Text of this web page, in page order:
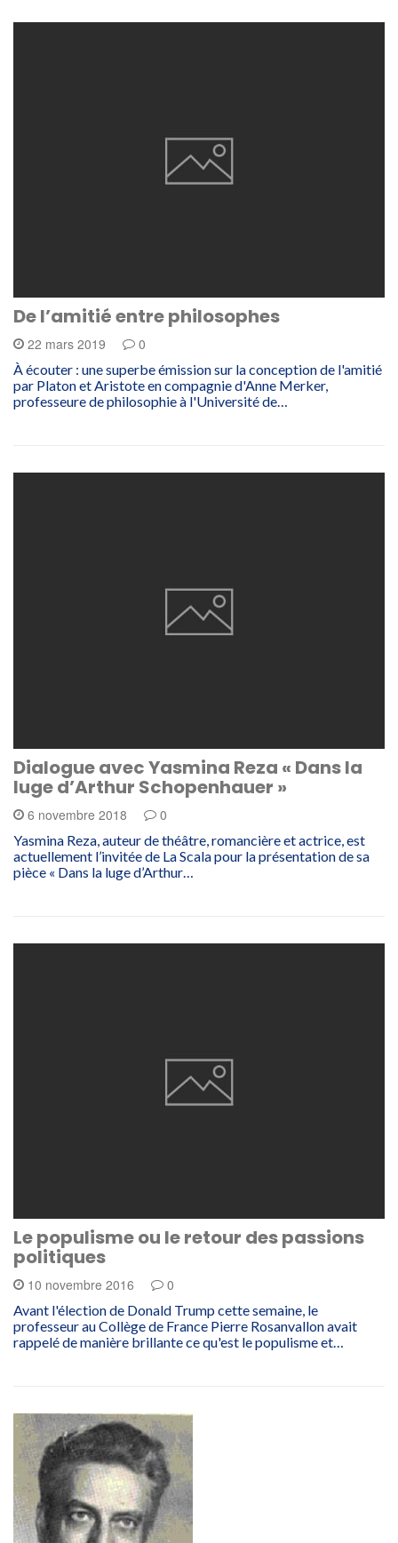
De l’amitié entre philosophes
22 mars 2019 0
À écouter : une superbe émission sur la conception de l'amitié
par Platon et Aristote en compagnie d'Anne Merker,
professeure de philosophie à l'Université de…
Dialogue avec Yasmina Reza « Dans la
luge d’Arthur Schopenhauer »
6 novembre 2018 0
Yasmina Reza, auteur de théâtre, romancière et actrice, est
actuellement l’invitée de La Scala pour la présentation de sa
pièce « Dans la luge d’Arthur…
Le populisme ou le retour des passions
politiques
10 novembre 2016 0
Avant l'élection de Donald Trump cette semaine, le
professeur au Collège de France Pierre Rosanvallon avait
rappelé de manière brillante ce qu'est le populisme et…